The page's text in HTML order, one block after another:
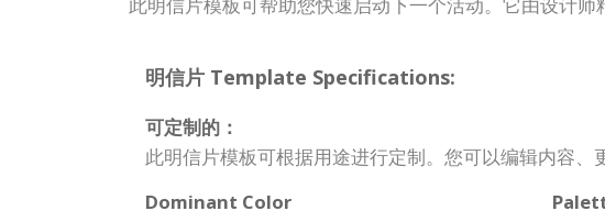
此明信片模板可帮助您快速启动下一个活动。它由设计师
明信片 Template Specifications:
可定制的：
此明信片模板可根据用途进行定制。您可以编辑内容、
Dominant Color